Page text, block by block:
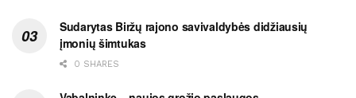
Sudarytas Biržų rajono savivaldybės didžiausių
įmonių šimtukas
0 SHARES